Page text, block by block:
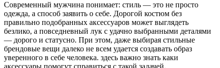
Современный мужчина понимает: стиль — это не просто
одежда, а способ заявить о себе. Дорогой костюм без
правильно подобранных аксессуаров может выглядеть
безлико, а повседневный лук с удачно выбранными деталями
— дорого и статусно. При этом, даже выбирая стильные
брендовые вещи далеко не всем удается создавать образ
уверенного в себе человека. здесь важно знать каки
аксессуары помогут справиться с такой задачей.